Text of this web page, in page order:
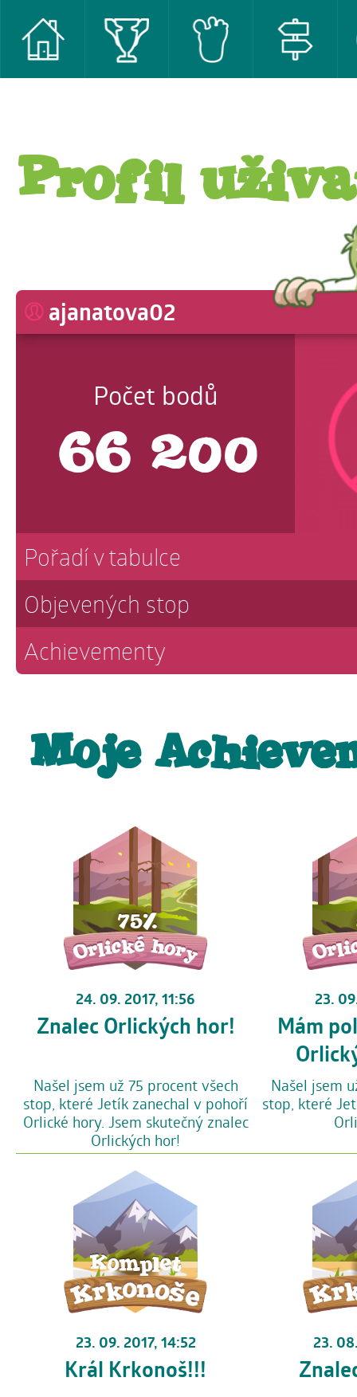
Profil
ajanatova02
Počet bodů
66 200
Pořadí v tabulce
Objevených stop
Achievementy
Moje
24. 09. 2017, 11:56
Znalec Orlických hor!
Našel jsem už 75 procent všech
stop, které Jetík zanechal v pohoří
Orlické hory. Jsem skutečný znalec
Orlických hor!
23.
Mám
Našel jsem
stop, které
23. 09. 2017, 14:52
Král Krkonoš!!!
23.